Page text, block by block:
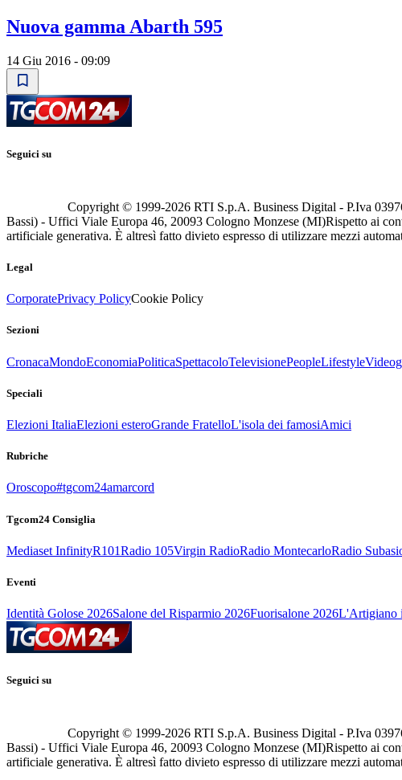
Nuova gamma Abarth 595
14 Giu 2016 - 09:09
Seguici su
Copyright © 1999-2026 RTI S.p.A. Business Digital - P.Iva
Bassi) - Uffici Viale Europa 46, 20093 Cologno Monzese (MI)Rispetto ai
artificiale generativa. È altresì fatto divieto espresso di utilizzare mezzi
Legal
CorporatePrivacy PolicyCookie Policy
Sezioni
CronacaMondoEconomiaPoliticaSpettacoloTelevisionePeopleLifestyle
Speciali
Elezioni ItaliaElezioni esteroGrande FratelloL'isola dei famosiAmici
Rubriche
Oroscopo#tgcom24amarcord
Tgcom24 Consiglia
Mediaset InfinityR101Radio 105Virgin RadioRadio MontecarloRadio
Eventi
Identità Golose 2026Salone del Risparmio 2026Fuorisalone 2026L'Artigiano
Seguici su
Copyright © 1999-2026 RTI S.p.A. Business Digital - P.Iva
Bassi) - Uffici Viale Europa 46, 20093 Cologno Monzese (MI)Rispetto ai
artificiale generativa. È altresì fatto divieto espresso di utilizzare mezzi